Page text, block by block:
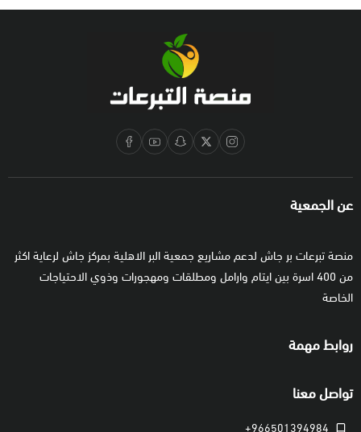
عن الجمعية
منصة تبرعات بر جاش لدعم مشاريع جمعية البر الاهلية بمركز جاش لرعاية اكثر
من 400 اسرة بين ايتام وارامل ومطلقات ومهجورات وذوي الاحتياجات
الخاصة
روابط مهمة
تواصل معنا
+966501394984